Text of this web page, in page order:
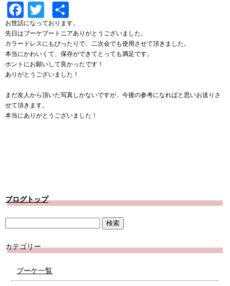
Facebook
Twitter
有
お世話になっております。
先日はブーケブートニアありがとうございました。
カラードレスにもぴったりで、二次会でも使用させて頂きました。
本当にかわいくて、保存ができてとっても満足です。
ホントにお願いして良かったです！
ありがとうございました！
まだ友人から頂いた写真しかないですが、今後の参考になればと思いお送りさ
せて頂きます。
本当にありがとうございました！
ブログトップ
カテゴリー
ブーケ一覧